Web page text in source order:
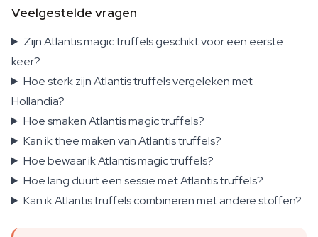
Veelgestelde vragen
Zijn Atlantis magic truffels geschikt voor een eerste
keer?
Hoe sterk zijn Atlantis truffels vergeleken met
Hollandia?
Hoe smaken Atlantis magic truffels?
Kan ik thee maken van Atlantis truffels?
Hoe bewaar ik Atlantis magic truffels?
Hoe lang duurt een sessie met Atlantis truffels?
Kan ik Atlantis truffels combineren met andere stoffen?